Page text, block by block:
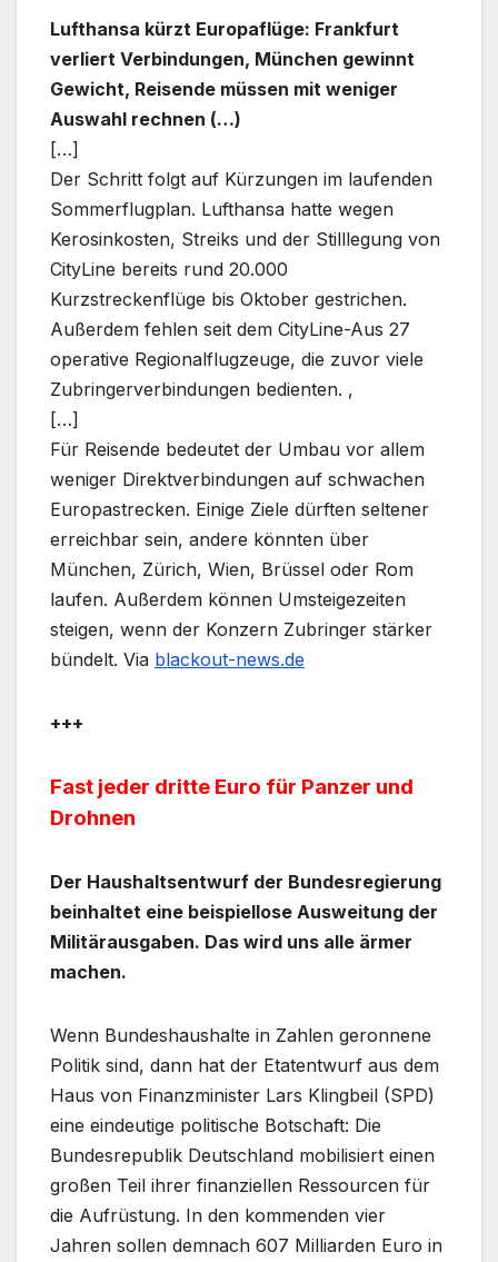
Lufthansa kürzt Europaflüge: Frankfurt
verliert Verbindungen, München gewinnt
Gewicht, Reisende müssen mit weniger
Auswahl rechnen (…)
[…]
Der Schritt folgt auf Kürzungen im laufenden
Sommerflugplan. Lufthansa hatte wegen
Kerosinkosten, Streiks und der Stilllegung von
CityLine bereits rund 20.000
Kurzstreckenflüge bis Oktober gestrichen.
Außerdem fehlen seit dem CityLine-Aus 27
operative Regionalflugzeuge, die zuvor viele
Zubringerverbindungen bedienten. ‚
[…]
Für Reisende bedeutet der Umbau vor allem
weniger Direktverbindungen auf schwachen
Europastrecken. Einige Ziele dürften seltener
erreichbar sein, andere könnten über
München, Zürich, Wien, Brüssel oder Rom
laufen. Außerdem können Umsteigezeiten
steigen, wenn der Konzern Zubringer stärker
bündelt. Via blackout-news.de
+++
Fast jeder dritte Euro für Panzer und
Drohnen
Der Haushaltsentwurf der Bundesregierung
beinhaltet eine beispiellose Ausweitung der
Militärausgaben. Das wird uns alle ärmer
machen.
Wenn Bundeshaushalte in Zahlen geronnene
Politik sind, dann hat der Etatentwurf aus dem
Haus von Finanzminister Lars Klingbeil (SPD)
eine eindeutige politische Botschaft: Die
Bundesrepublik Deutschland mobilisiert einen
großen Teil ihrer finanziellen Ressourcen für
die Aufrüstung. In den kommenden vier
Jahren sollen demnach 607 Milliarden Euro in